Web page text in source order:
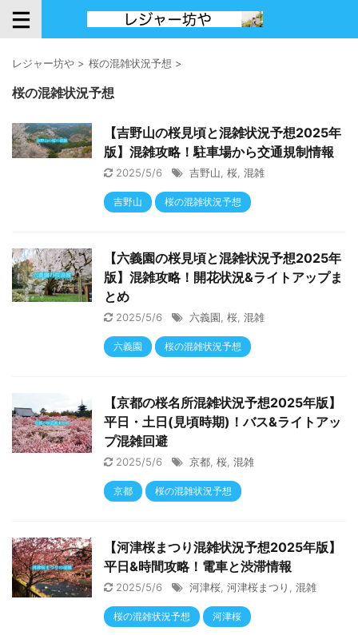
レジャー坊や > 桜の混雑状況予想 >
桜の混雑状況予想
【吉野山の桜見頃と混雑状況予想2025年
版】混雑攻略！駐車場から交通規制情報
2025/5/6 吉野山 桜 混雑
吉野山 桜の混雑状況予想
【六義園の桜見頃と混雑状況予想2025年
版】混雑攻略！開花状況&ライトアップま
とめ
2025/5/6 六義園 桜 混雑
六義園 桜の混雑状況予想
【京都の桜名所混雑状況予想2025年版】
平日・土日(見頃時期)！バス&ライトアッ
プ混雑回避
2025/5/6 京都 桜 混雑
京都 桜の混雑状況予想
【河津桜まつり混雑状況予想2025年版】
平日&時間攻略！電車と渋滞情報
2025/5/6 河津桜 河津桜まつり 混雑
桜の混雑状況予想 河津桜